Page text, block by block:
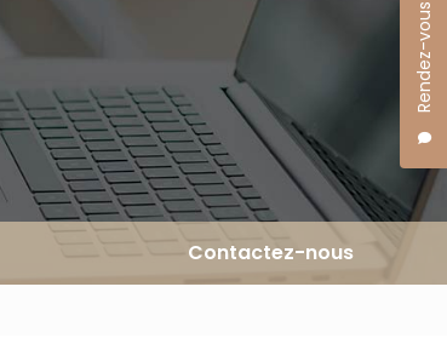
Rendez-vous
Contactez-nous